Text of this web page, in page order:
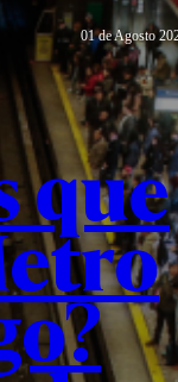
01 de Agosto
que